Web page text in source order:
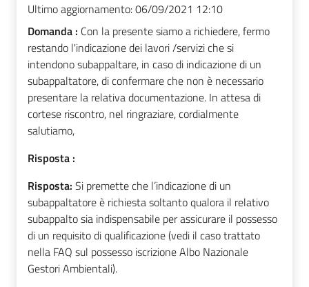
Ultimo aggiornamento:06/09/2021 12:10
Domanda : Con la presente siamo a richiedere, fermo
restando l'indicazione dei lavori /servizi che si
intendono subappaltare, in caso di indicazione di un
subappaltatore, di confermare che non è necessario
presentare la relativa documentazione. In attesa di
cortese riscontro, nel ringraziare, cordialmente
salutiamo,
Risposta :
Risposta: Si premette che l’indicazione di un
subappaltatore è richiesta soltanto qualora il relativo
subappalto sia indispensabile per assicurare il possesso
di un requisito di qualificazione (vedi il caso trattato
nella FAQ sul possesso iscrizione Albo Nazionale
Gestori Ambientali).